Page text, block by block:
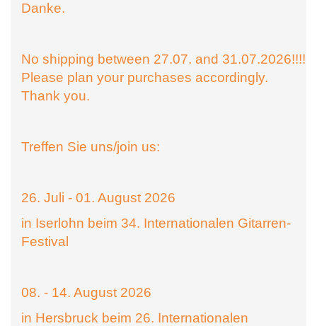
Danke.
No shipping between 27.07. and 31.07.2026!!!!
Please plan your purchases accordingly.
Thank you.
Treffen Sie uns/join us:
26. Juli - 01. August 2026
in Iserlohn beim 34. Internationalen Gitarren-
Festival
08. - 14. August 2026
in Hersbruck beim 26. Internationalen